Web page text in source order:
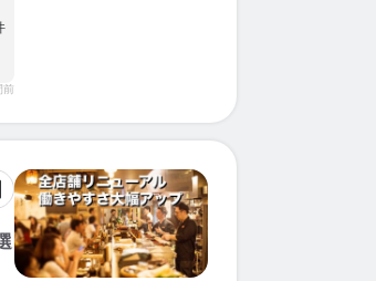
前